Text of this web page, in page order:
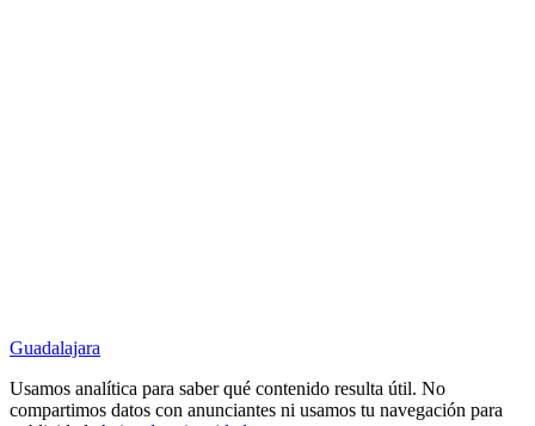
Guadalajara
Usamos analítica para saber qué contenido resulta útil. No
compartimos datos con anunciantes ni usamos tu navegación para